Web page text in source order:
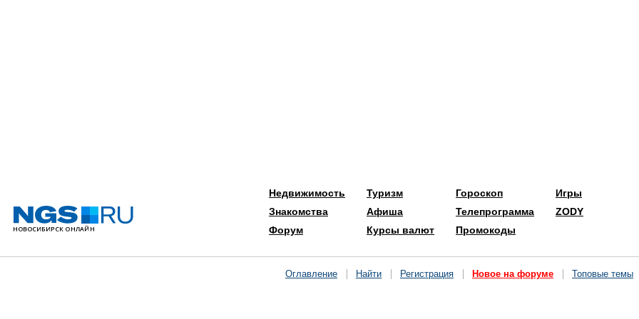
Недвижимость
Знакомства
Форум
Туризм
Афиша
Курсы валют
Гороскоп
Телепрограмма
Промокоды
Игры
ZODY
Оглавление Найти Регистрация Новое на форуме Топовые темы